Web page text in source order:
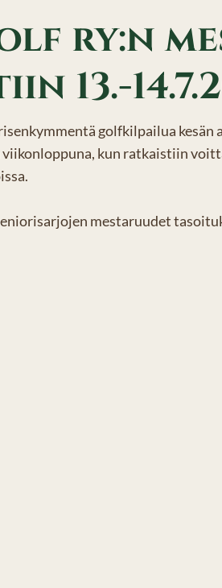
ry:n
13.-
golfkilpailua kesän
kun ratkaistiin
mestaruudet